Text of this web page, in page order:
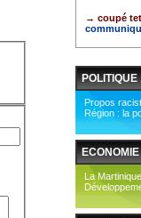
→ coupé
POLITIQUE
Propos
Région : la
ECONOMIE
La